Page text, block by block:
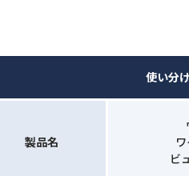
使い分
製品名
ビ